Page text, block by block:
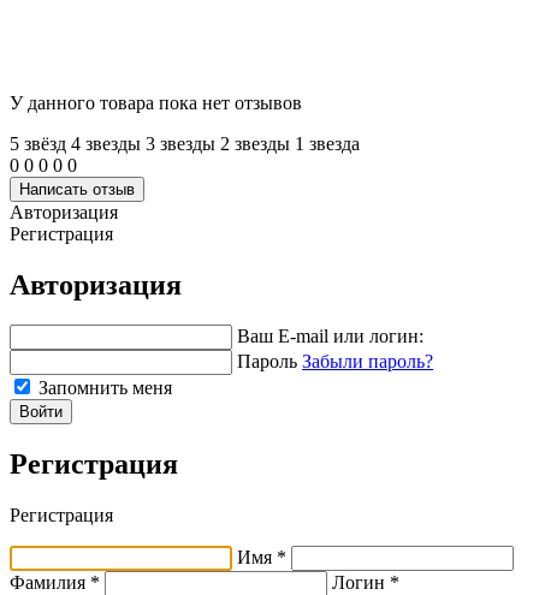
У данного товара пока нет отзывов
5 звёзд 4 звeзды 3 звeзды 2 звeзды 1 звeзда
0 0 0 0 0
Написать отзыв
Авторизация
Регистрация
Авторизация
Ваш E-mail или логин:
Пароль Забыли пароль?
Запомнить меня
Войти
Регистрация
Регистрация
Имя *
Фамилия *
Логин *